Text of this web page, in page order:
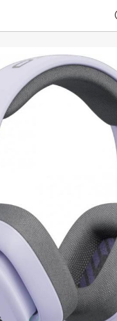
Microphones / Casques